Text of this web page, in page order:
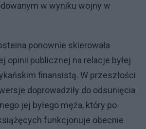
w wyniku wojny w
ponownie skierowała
opinii publicznej na relacje byłej
finansistą. W przeszłości
doprowadziły do odsunięcia
jej byłego męża, który po
funkcjonuje obecnie